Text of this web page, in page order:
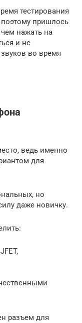
тестирования
пришлось
нажать на
и не
во время
ведь именно
для
но
даже новичку.
разъем для